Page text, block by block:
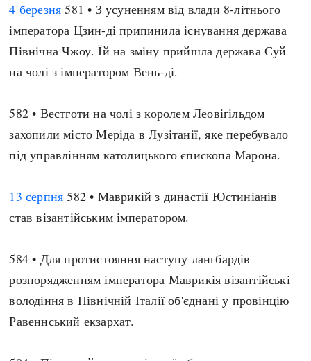
Політика
Релігія
Розваги і дозвілля
Регіони
Австралія
Америка
А(нта)рктика
Європа
Високе Середньовіччя
Пізнє Середньовіччя
Нова історія
Новітня історія
Індекси
Нові статті
Всі статті
Визначальні події
Автори
done
4 березня 581 • З усуненням від влади 8-літнього
імператора Цзин-ді припинила існування держава
Північна Чжоу. Їй на зміну прийшла держава Суй
на чолі з імператором Вень-ді.
582 • Вестготи на чолі з королем Леовігільдом
захопили місто Меріда в Лузітанії, яке перебувало
під управлінням католицького єпископа Марона.
13 серпня 582 • Маврикій з династії Юстиніанів
став візантійським імператором.
584 • Для протистояння наступу лангбардів
розпорядженням імператора Маврикія візантійські
володіння в Північній Італії об'єднані у провінцію
Равеннський екзархат.